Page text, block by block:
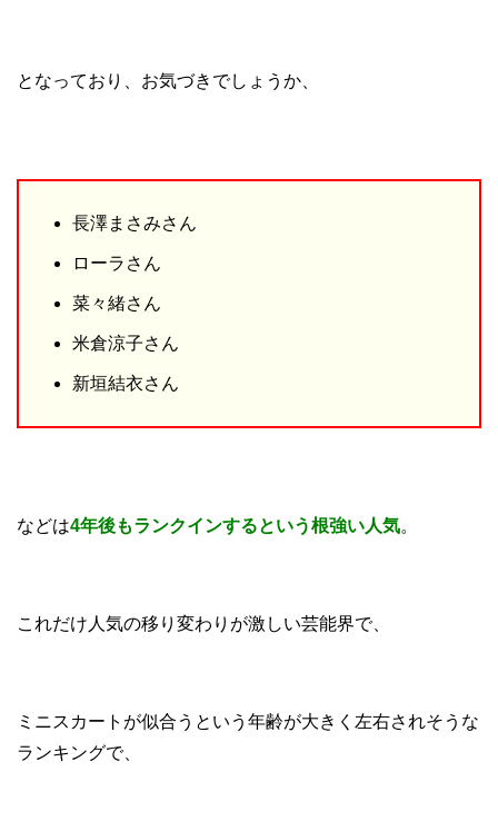
となっており、お気づきでしょうか、
長澤まさみさん
ローラさん
菜々緒さん
米倉涼子さん
新垣結衣さん
などは4年後もランクインするという根強い人気。
これだけ人気の移り変わりが激しい芸能界で、
ミニスカートが似合うという年齢が大きく左右されそうな
ランキングで、